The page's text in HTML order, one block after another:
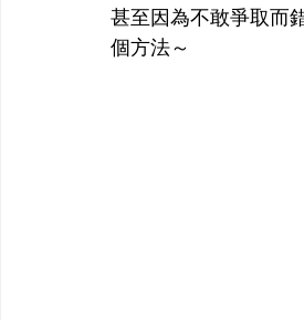
甚至因為不敢爭取而
個方法～